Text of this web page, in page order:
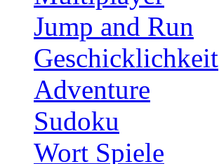
Jump and Run
Geschicklichkeit
Adventure
Sudoku
Wort Spiele